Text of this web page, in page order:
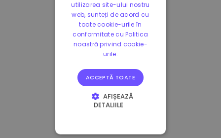
utilizarea site-ului nostru
web, sunteți de acord cu
toate cookie-urile în
conformitate cu Politica
noastră privind cookie-
urile.
ACCEPTĂ TOATE
AFIȘEAZĂ
DETALIILE